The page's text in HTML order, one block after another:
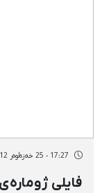
17:27 - 25 خەزەڵوەر 2712
فایلی